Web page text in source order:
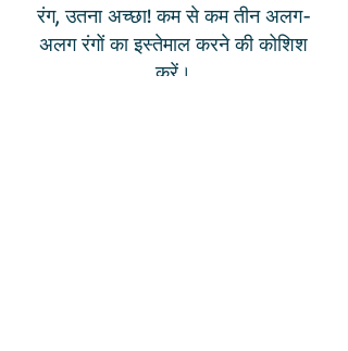
रंग, उतना अच्छा! कम से कम तीन अलग-
अलग रंगों का इस्तेमाल करने की कोशिश
करें।